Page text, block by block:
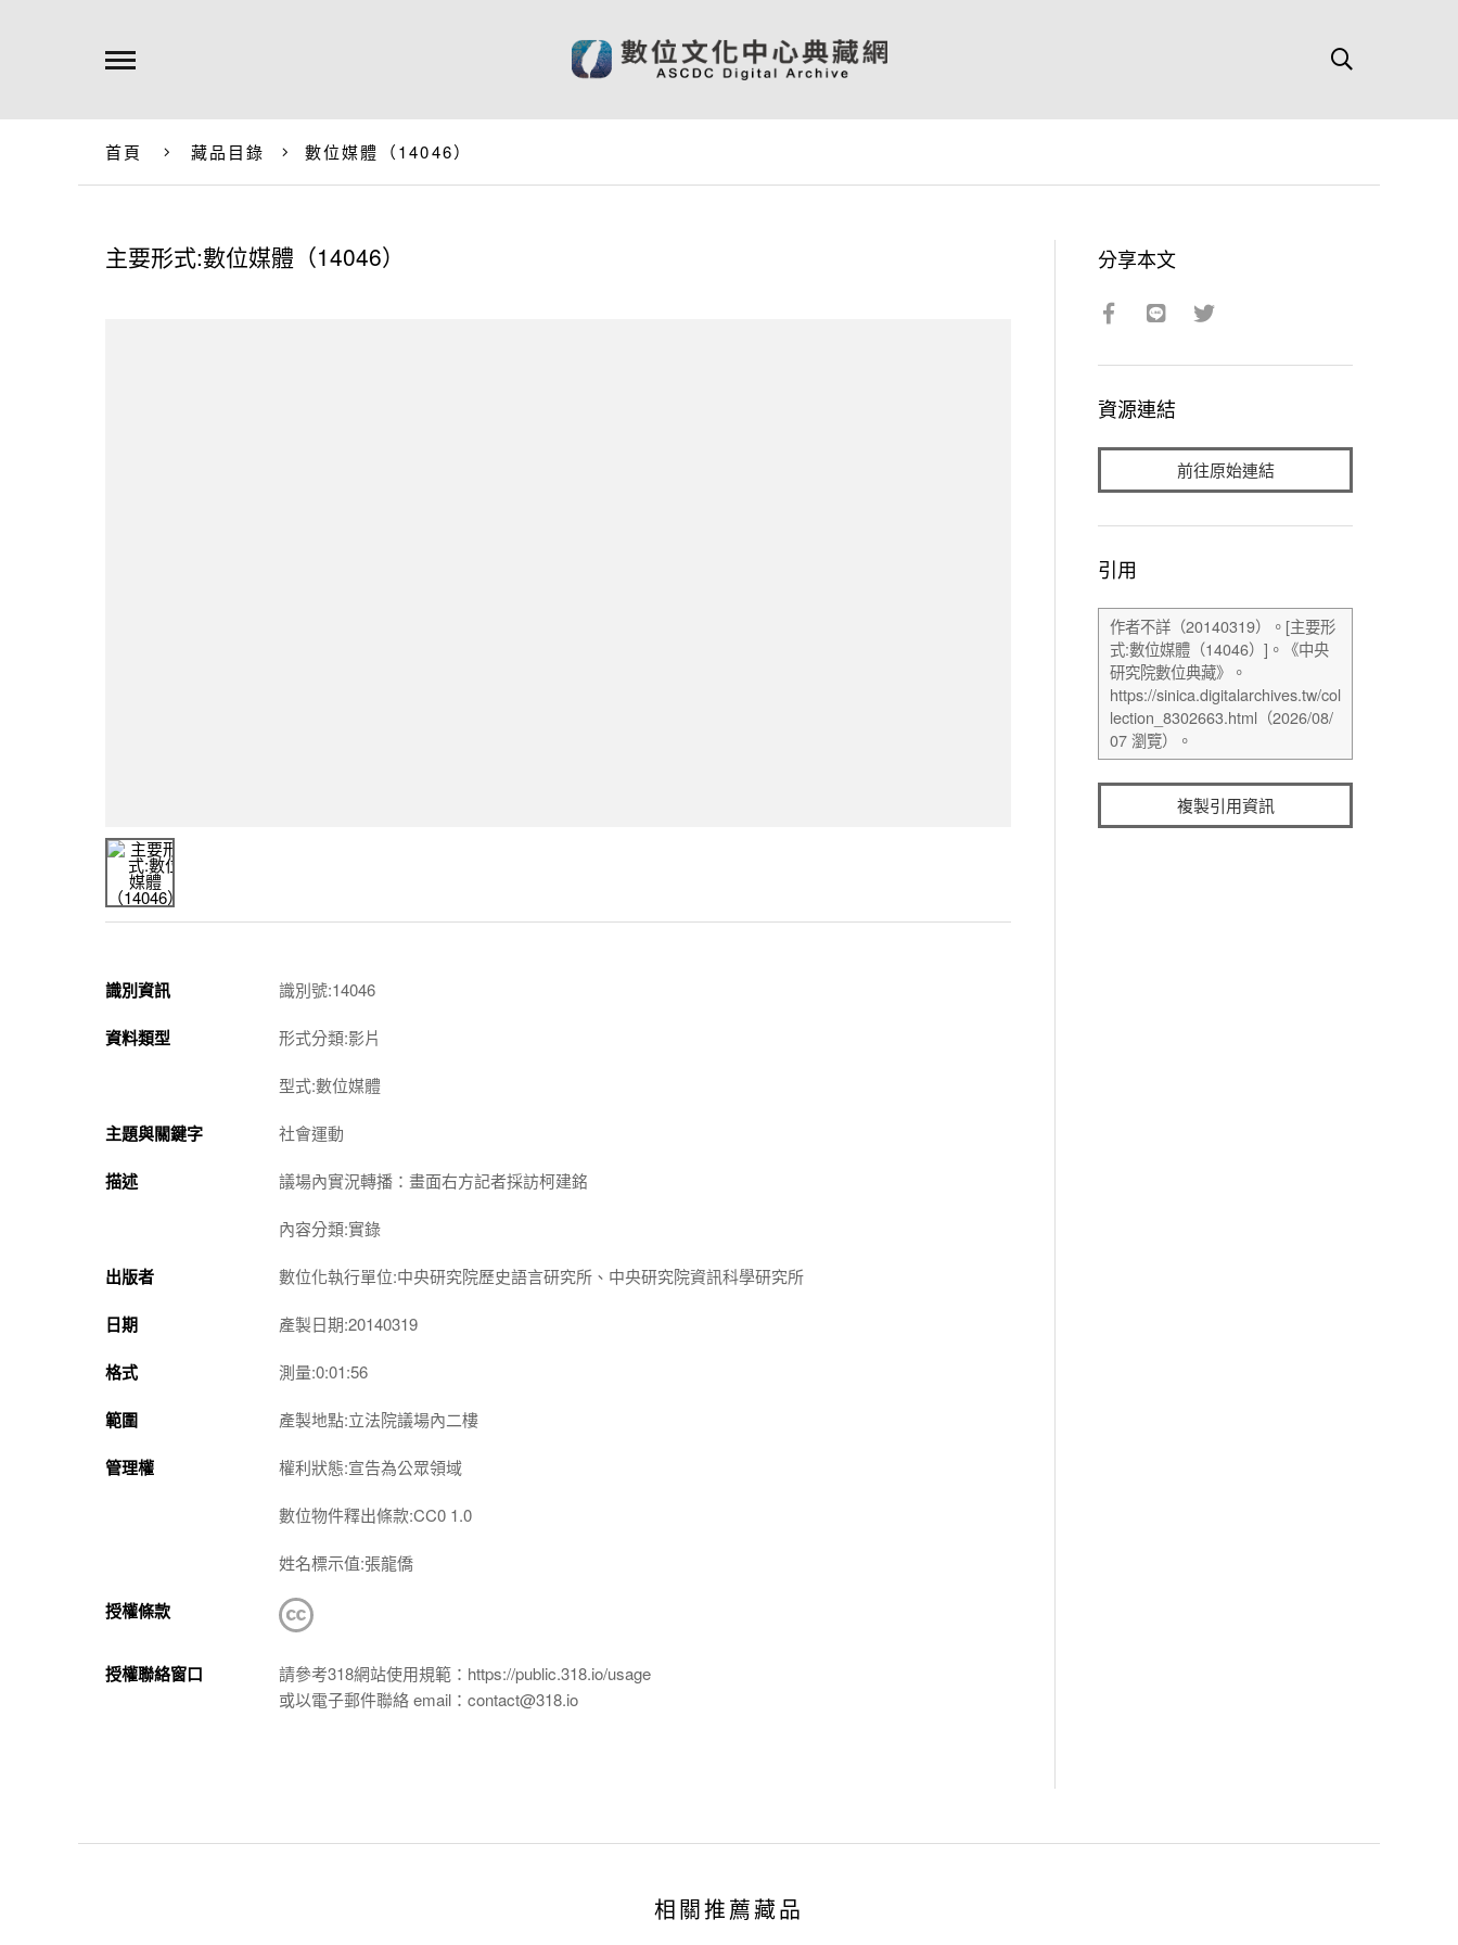
首頁 藏品目錄 數位媒體（14046）
主要形式:數位媒體（14046）
識別資訊 識別號:14046
資料類型 形式分類:影片
型式:數位媒體
主題與關鍵字 社會運動
描述 議場內實況轉播：畫面右方記者採訪柯建銘
內容分類:實錄
出版者 數位化執行單位:中央研究院歷史語言研究所、中央研究院資訊科學研究所
日期 產製日期:20140319
格式 測量:0:01:56
範圍 產製地點:立法院議場內二樓
管理權 權利狀態:宣告為公眾領域
數位物件釋出條款:CC0 1.0
姓名標示值:張龍僑
授權條款
授權聯絡窗口
請參考318網站使用規範：https://public.318.io/usage
或以電子郵件聯絡 email：contact@318.io
分享本文
資源連結
前往原始連結
引用
複製引用資訊
相關推薦藏品